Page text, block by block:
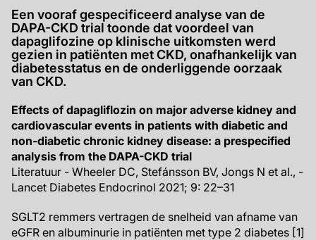
Een vooraf gespecificeerd analyse van de
DAPA-CKD trial toonde dat voordeel van
dapaglifozine op klinische uitkomsten werd
gezien in patiënten met CKD, onafhankelijk van
diabetesstatus en de onderliggende oorzaak
van CKD.
Effects of dapagliflozin on major adverse kidney and
cardiovascular events in patients with diabetic and
non-diabetic chronic kidney disease: a prespecified
analysis from the DAPA-CKD trial
Literatuur - Wheeler DC, Stefánsson BV, Jongs N et al., -
Lancet Diabetes Endocrinol 2021; 9: 22–31
SGLT2 remmers vertragen de snelheid van afname van
eGFR en albuminurie in patiënten met type 2 diabetes [1]